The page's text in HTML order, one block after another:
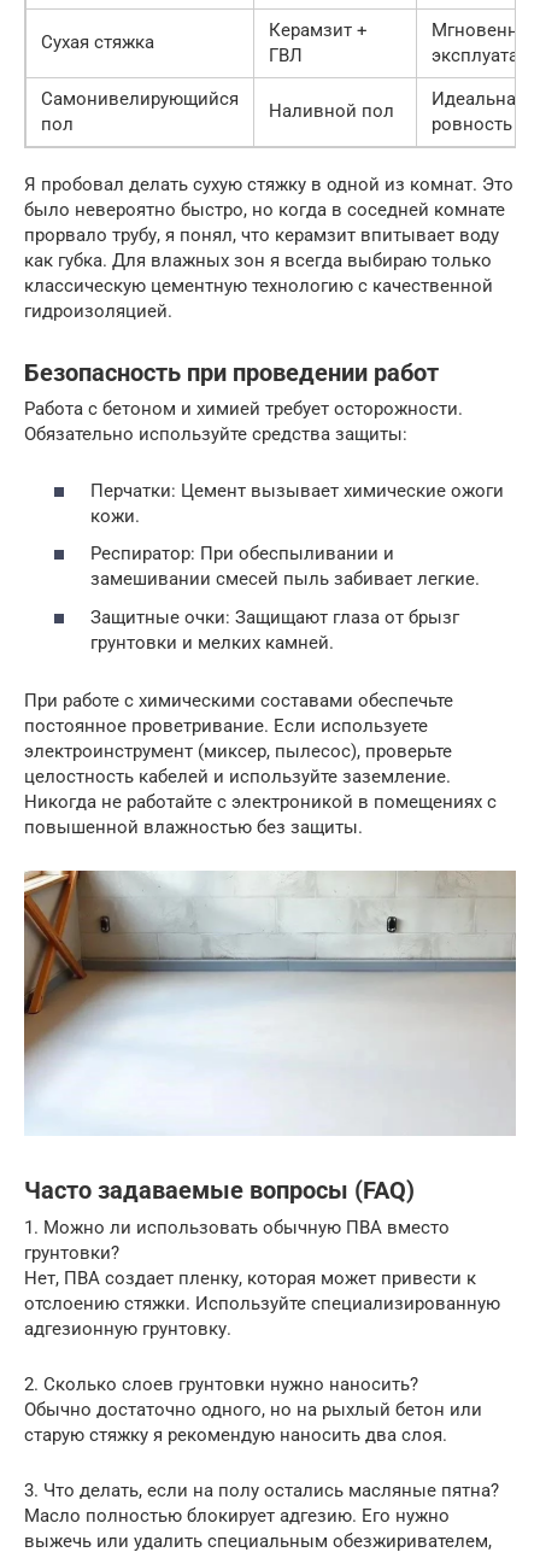
Сухая стяжка
Керамзит +
ГВЛ
Мгновенная
Самонивелирующийся
пол
Наливной пол
Идеальная
ровность
Я пробовал делать сухую стяжку в одной из комнат. Это
было невероятно быстро, но когда в соседней комнате
прорвало трубу, я понял, что керамзит впитывает воду
как губка. Для влажных зон я всегда выбираю только
классическую цементную технологию с качественной
гидроизоляцией.
Безопасность при проведении работ
Работа с бетоном и химией требует осторожности.
Обязательно используйте средства защиты:
Перчатки: Цемент вызывает химические ожоги
кожи.
Респиратор: При обеспыливании и
замешивании смесей пыль забивает легкие.
Защитные очки: Защищают глаза от брызг
грунтовки и мелких камней.
При работе с химическими составами обеспечьте
постоянное проветривание. Если используете
электроинструмент (миксер, пылесос), проверьте
целостность кабелей и используйте заземление.
Никогда не работайте с электроникой в помещениях с
повышенной влажностью без защиты.
Часто задаваемые вопросы (FAQ)
1. Можно ли использовать обычную ПВА вместо
грунтовки?
Нет, ПВА создает пленку, которая может привести к
отслоению стяжки. Используйте специализированную
адгезионную грунтовку.
2. Сколько слоев грунтовки нужно наносить?
Обычно достаточно одного, но на рыхлый бетон или
старую стяжку я рекомендую наносить два слоя.
3. Что делать, если на полу остались масляные пятна?
Масло полностью блокирует адгезию. Его нужно
выжечь или удалить специальным обезжиривателем,